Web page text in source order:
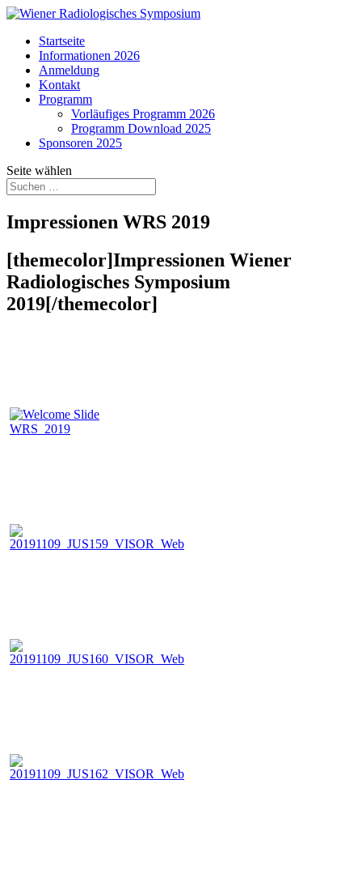
Startseite
Informationen 2026
Anmeldung
Kontakt
Programm
Vorläufiges Programm 2026
Programm Download 2025
Sponsoren 2025
Seite wählen
Impressionen WRS 2019
[themecolor]Impressionen Wiener
Radiologisches Symposium
2019[/themecolor]